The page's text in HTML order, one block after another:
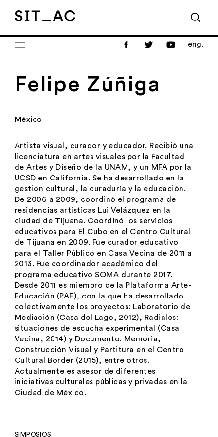
eng.
Felipe Zúñiga
México
Artista visual, curador y educador. Recibió una
licenciatura en artes visuales por la Facultad
de Artes y Diseño de la UNAM, y un MFA por la
UCSD en California. Se ha desarrollado en la
gestión cultural, la curaduría y la educación.
De 2006 a 2009, coordinó el programa de
residencias artísticas Lui Velázquez en la
ciudad de Tijuana. Coordinó los servicios
educativos para El Cubo en el Centro Cultural
de Tijuana en 2009. Fue curador educativo
para el Taller Público en Casa Vecina de 2011 a
2013. Fue coordinador académico del
programa educativo SOMA durante 2017.
Desde 2011 es miembro de la Plataforma Arte-
Educación (PAE), con la que ha desarrollado
colectivamente los proyectos: Laboratorio de
Mediación (Casa del Lago, 2012), Radiales:
situaciones de escucha experimental
(Casa
Vecina, 2014) y Documento: Memoria,
Construcción Visual y Partitura en el Centro
Cultural Border (2015), entre otros.
Actualmente es asesor de diferentes
iniciativas culturales públicas y privadas en la
Ciudad de México.
SIMPOSIOS